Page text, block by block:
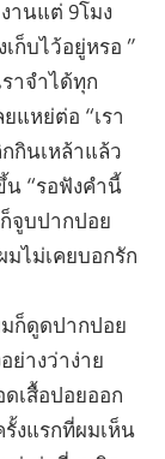
านแต่ 9โมง
ก็บไว้อยู่หรอ ”
าจำได้ทุก
แหย่ต่อ “เรา
กกินเหล้าแล้ว
น “รอฟังคำนี้
จูบปากปอย
ไม่เคยบอกรัก
ก็ดูดปากปอย
ย่างว่าง่าย
เสื้อปอยออก
งแรกที่ผมเห็น